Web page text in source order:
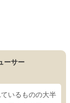
ーサー
いるものの大半